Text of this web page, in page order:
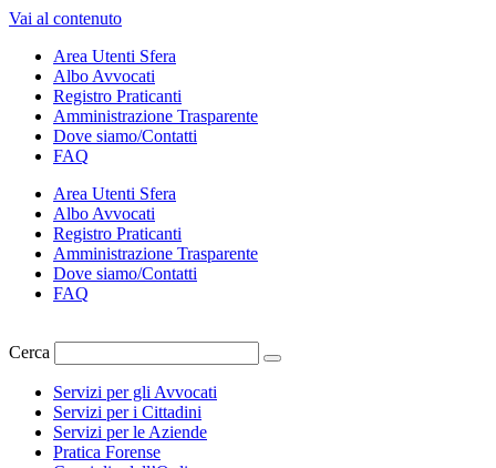
Vai al contenuto
Area Utenti Sfera
Albo Avvocati
Registro Praticanti
Amministrazione Trasparente
Dove siamo/Contatti
FAQ
Area Utenti Sfera
Albo Avvocati
Registro Praticanti
Amministrazione Trasparente
Dove siamo/Contatti
FAQ
Cerca
Servizi per gli Avvocati
Servizi per i Cittadini
Servizi per le Aziende
Pratica Forense